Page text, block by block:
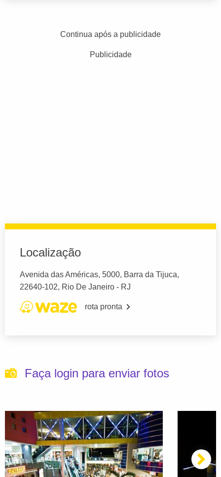
Continua após a publicidade
Publicidade
Localização
Avenida das Américas, 5000, Barra da Tijuca,
22640-102, Rio De Janeiro - RJ
rota pronta
Faça login para enviar fotos